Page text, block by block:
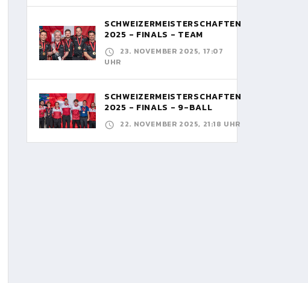
SCHWEIZERMEISTERSCHAFTEN
2025 - FINALS - TEAM
23. NOVEMBER 2025, 17:07
UHR
SCHWEIZERMEISTERSCHAFTEN
2025 - FINALS - 9-BALL
22. NOVEMBER 2025, 21:18 UHR